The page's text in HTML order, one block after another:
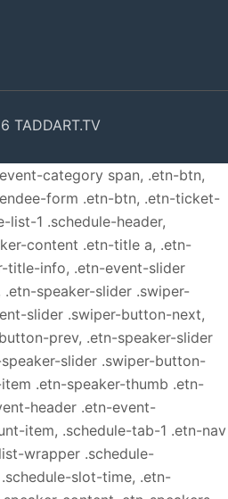
TADDART.TV
category span, .etn-btn,
form .etn-btn, .etn-ticket-
list-1 .schedule-header,
content .etn-title a, .etn-
title-info, .etn-event-slider
speaker-slider .swiper-
slider .swiper-button-next,
prev, .etn-speaker-slider
slider .swiper-button-
.etn-speaker-thumb .etn-
header .etn-event-
item, .schedule-tab-1 .etn-nav
wrapper .schedule-
slot-time, .etn-